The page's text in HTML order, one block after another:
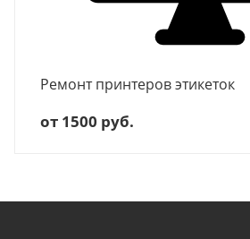
Ремонт принтеров этикеток
от 1500 руб.